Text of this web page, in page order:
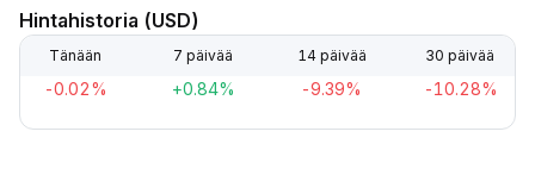
Hintahistoria (USD)
Tänään 7 päivää 14 päivää 30 päivää
-0.02% +0.84% -9.39% -10.28%